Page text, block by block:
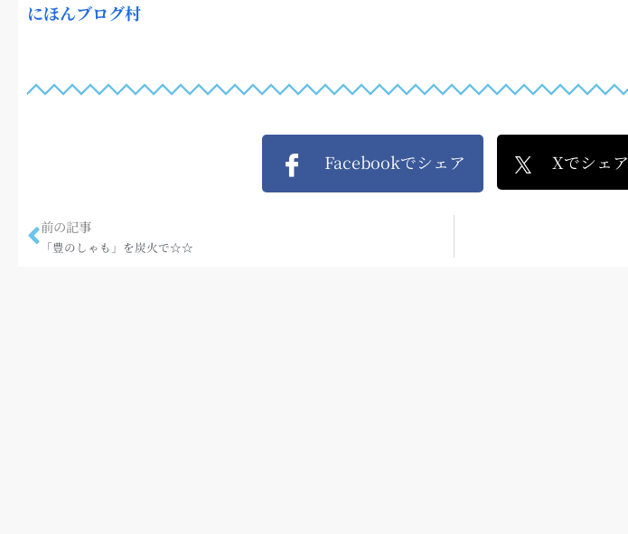
にほんブログ村
Facebookでシェア Xでシェア
前の記事
「豊のしゃも」を炭火で☆☆